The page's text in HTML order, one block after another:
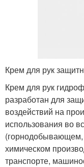
Крем для рук
Крем для рук
разработан для
воздействий на
использования во
химическом
транспорте,